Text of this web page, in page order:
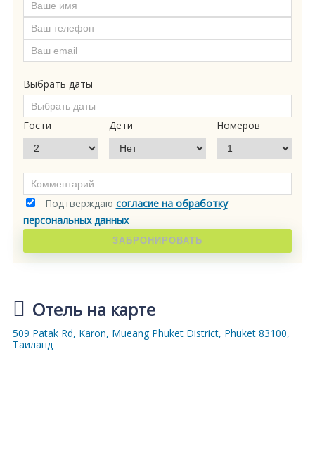
Выбрать даты
Гости Дети Номеров
Подтверждаю согласие на обработку
персональных данных
ЗАБРОНИРОВАТЬ
Отель на карте
509 Patak Rd, Karon, Mueang Phuket District, Phuket 83100,
Таиланд